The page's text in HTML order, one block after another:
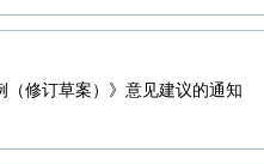
修订草案）》意见建议的通知